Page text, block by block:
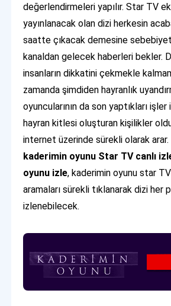
değerlendirmeleri yapılır. Star TV
yayınlanacak olan dizi herkesin
saatte çıkacak demesine
kanaldan gelecek haberleri bekler.
insanların dikkatini çekmekle
zamanda şimdiden hayranlık
oyuncularının da son yaptıkları
hayran kitlesi oluşturan kişilikler
internet üzerinde sürekli olarak arar.
kaderimin oyunu Star TV canlı
oyunu izle, kaderimin oyunu star
aramaları sürekli tıklanarak dizi her
izlenebilecek.